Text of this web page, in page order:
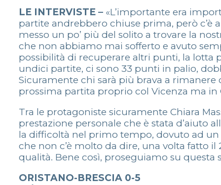
LE INTERVISTE – «L’importante era
partite andrebbero chiuse prima, però c’è
messo un po’ più del solito a trovare la
che non abbiamo mai sofferto e avuto
possibilità di recuperare altri punti, la lotta
undici partite, ci sono 33 punti in palio,
Sicuramente chi sarà più brava a rimanere
prossima partita proprio col Vicenza ma
Tra le protagoniste sicuramente Chiara
prestazione personale che è stata d’aiuto
la difficoltà nel primo tempo, dovuto ad un
che non c’è molto da dire, una volta fatto
qualità. Bene così, proseguiamo su questa
ORISTANO-BRESCIA 0-5